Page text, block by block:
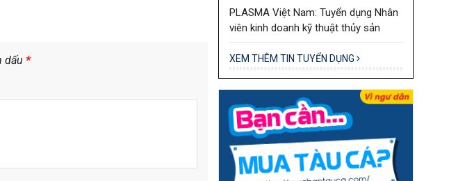
dấu *
PLASMA Việt Nam: Tuyển dụng Nhân
viên kinh doanh kỹ thuật thủy sản
XEM THÊM TIN TUYỂN DỤNG